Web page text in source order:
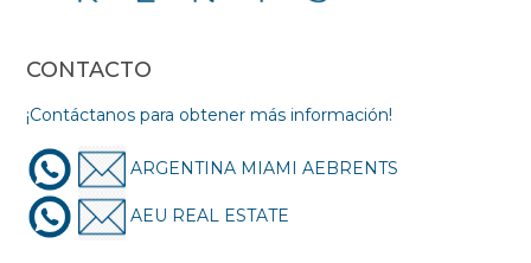
CONTACTO
¡Contáctanos para obtener más información!
ARGENTINA MIAMI AEBRENTS
AEU REAL ESTATE